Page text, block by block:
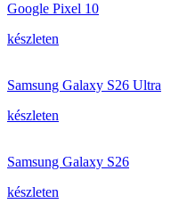
Google Pixel 10
készleten
Samsung Galaxy S26 Ultra
készleten
Samsung Galaxy S26
készleten